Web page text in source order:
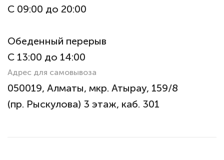
С 09:00 до 20:00
Обеденный перерыв
С 13:00 до 14:00
Адрес для самовывоза
050019, Алматы, мкр. Атырау, 159/8
(пр. Рыскулова) 3 этаж, каб. 301